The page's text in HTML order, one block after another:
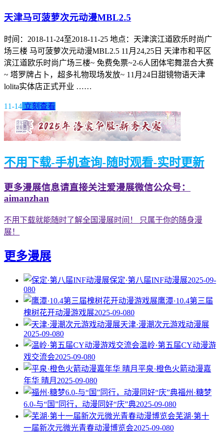
天津马可菠萝次元动漫MBL2.5
时间：2018-11-24至2018-11-25 地点：天津滨江道欧乐时尚广
场三楼 马可菠萝次元动漫MBL2.5 11月24,25日 天津市和平区
滨江道欧乐时尚广场三楼~ 免费免票~2-6人团体宅舞混合大赛
~ 塔罗牌占卜，超多礼物现场发放~ 11月24日甜镜物语天津
lolita实体店正式开业 ……
11-14 立刻查看
不用下载-手机查询-随时观看-实时更新
更多漫展信息请直接关注爱漫展微信公众号：
aimanzhan
不用下载就能随时了解全国漫展时间！ 只属于你的随身漫
展！
更多漫展
保定·第八届INF动漫展2025-09-
080
鹰潭·10.4第三届
槐树花开动漫游戏展2025-09-080
天津·漫潮次元游戏动漫展
2025-09-080
温岭·第五届CY动漫游
戏交流会2025-09-080
平泉·橙色火箭动漫嘉
年华 晴月 2025-09-080
福州·糖梦
6.0-与“国”同行，动漫同好“庆”典2025-09-080
芜湖·第十
一届新次元微光青春动漫博览会2025-09-080